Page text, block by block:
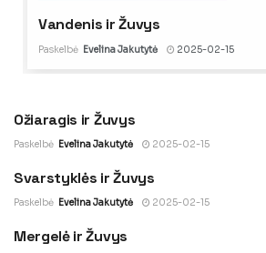
Vandenis ir Žuvys
Paskelbė Evelina Jakutytė 2025-02-15
SUDERINAMUMAS SU
Ožiaragis ir Žuvys
Paskelbė Evelina Jakutytė 2025-02-15
SUDERINAMUMAS SU
Svarstyklės ir Žuvys
Paskelbė Evelina Jakutytė 2025-02-15
SUDERINAMUMAS SU
Mergelė ir Žuvys